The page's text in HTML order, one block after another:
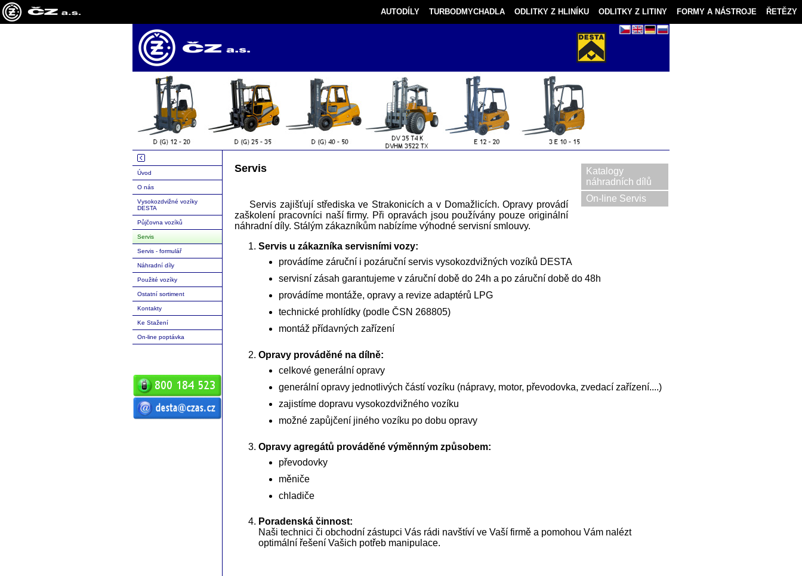
AUTODÍLY TURBODMYCHADLA ODLITKY Z HLINÍKU ODLITKY Z LITINY FORMY A NÁSTROJE ŘETĚZY
Úvod
O nás
Vysokozdvižné vozíky
DESTA
Půjčovna vozíků
Servis
Servis - formulář
Náhradní díly
Použité vozíky
Ostatní sortiment
Kontakty
Ke Stažení
On-line poptávka
Katalogy
náhradních dílů
On-line Servis
Servis
Servis zajišťují střediska ve Strakonicích a v Domažlicích. Opravy provádí
zaškolení pracovníci naší firmy. Při opravách jsou používány pouze originální
náhradní díly. Stálým zákazníkům nabízíme výhodné servisní smlouvy.
Servis u zákazníka servisními vozy:
provádíme záruční i pozáruční servis vysokozdvižných vozíků DESTA
servisní zásah garantujeme v záruční době do 24h a po záruční době do 48h
provádíme montáže, opravy a revize adaptérů LPG
technické prohlídky (podle ČSN 268805)
montáž přídavných zařízení
Opravy prováděné na dílně:
celkové generální opravy
generální opravy jednotlivých částí vozíku (nápravy, motor, převodovka, zvedací zařízení....)
zajistíme dopravu vysokozdvižného vozíku
možné zapůjčení jiného vozíku po dobu opravy
Opravy agregátů prováděné výměnným způsobem:
převodovky
měniče
chladiče
Poradenská činnost:
Naši technici či obchodní zástupci Vás rádi navštíví ve Vaší firmě a pomohou Vám nalézt
optimální řešení Vašich potřeb manipulace.